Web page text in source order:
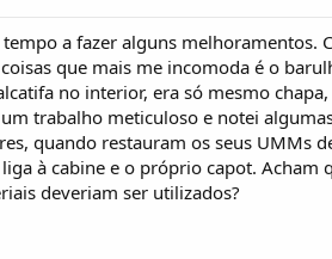
a fazer alguns melhoramentos.
que mais me incomoda é o
no interior, era só mesmo
trabalho meticuloso e notei
quando restauram os seus UMMs
à cabine e o próprio capot. Acham
deveriam ser utilizados?